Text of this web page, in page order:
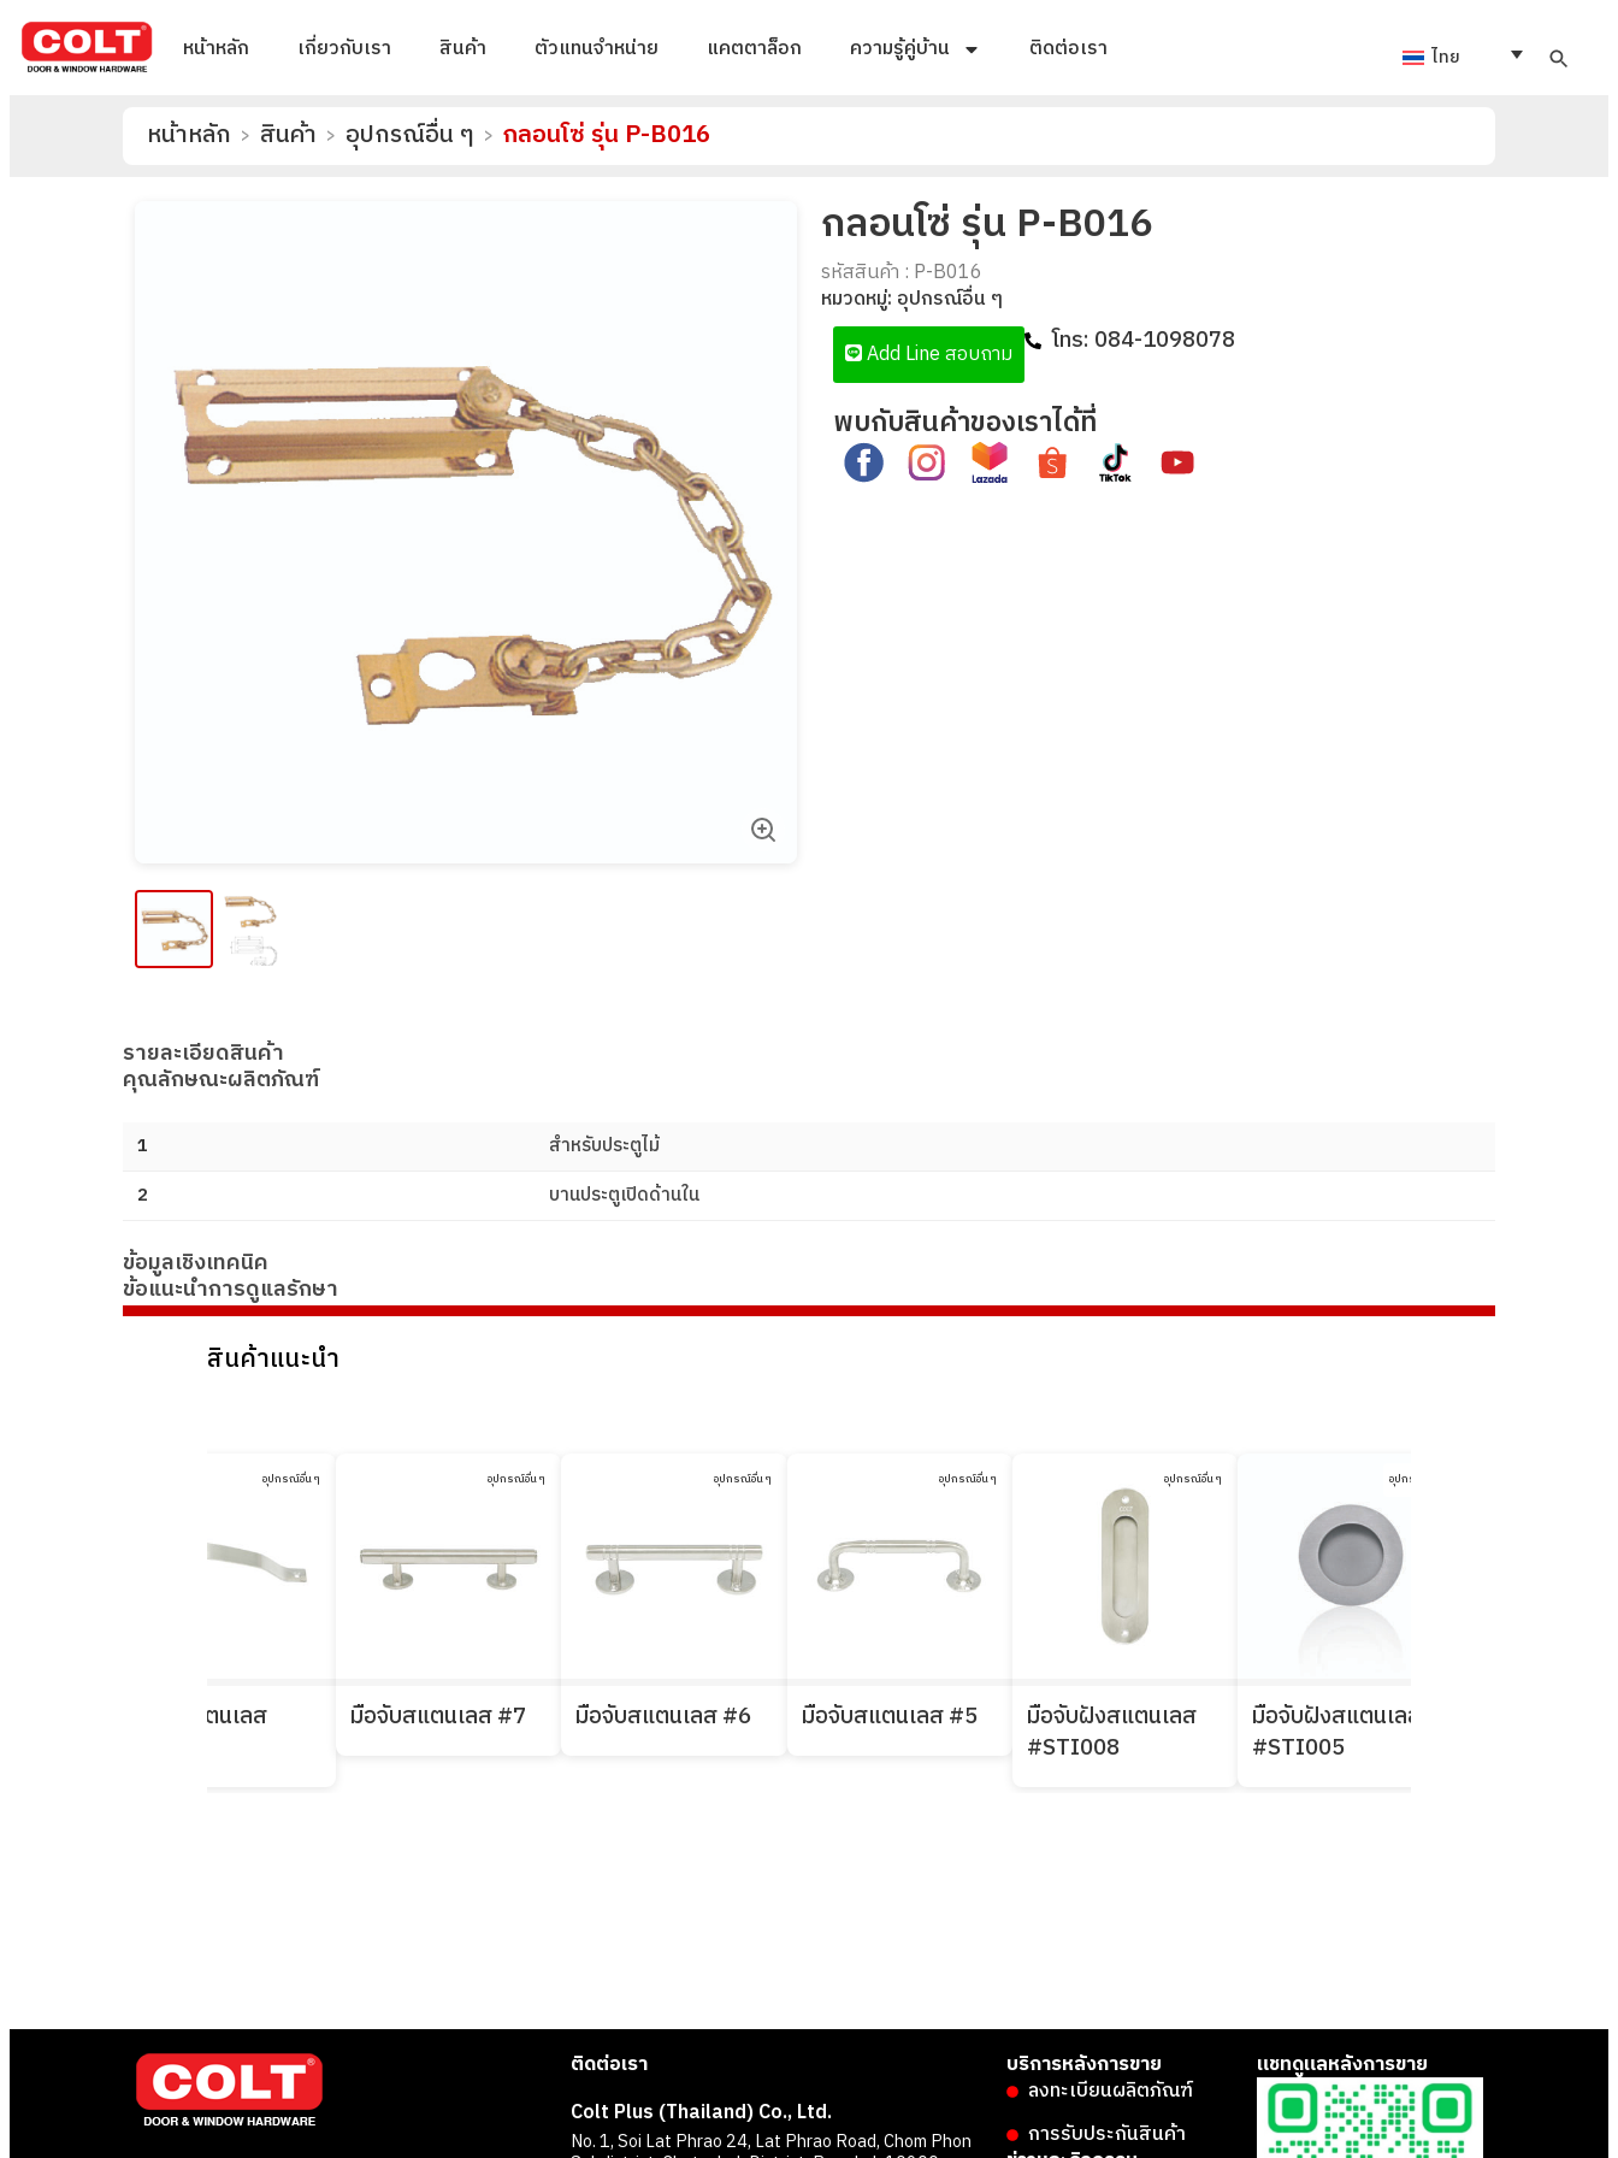
หน้าหลัก เกี่ยวกับเรา สินค้า ตัวแทนจำหน่าย แคตตาล็อก ความรู้คู่บ้าน ติดต่อเรา ไทย
หน้าหลัก > สินค้า > อุปกรณ์อื่น ๆ > กลอนโซ่ รุ่น P-B016
กลอนโซ่ รุ่น P-B016
รหัสสินค้า : P-B016
หมวดหมู่: อุปกรณ์อื่น ๆ
Add Line สอบถาม
โทร: 084-1098078
พบกับสินค้าของเราได้ที่
รายละเอียดสินค้า
คุณลักษณะผลิตภัณฑ์
1
สําหรับประตูไม้
2
บานประตูเปิดด้านใน
ข้อมูลเชิงเทคนิค
ข้อแนะนำการดูแลรักษา
สินค้าแนะนำ
อุปกรณ์อื่น ๆ
มือจับสแตนเลส
อุปกรณ์อื่น ๆ
มือจับสแตนเลส #7
อุปกรณ์อื่น ๆ
มือจับสแตนเลส #6
อุปกรณ์อื่น ๆ
มือจับสแตนเลส #5
อุปกรณ์อื่น ๆ
มือจับฝังสแตนเลส
#STI008
อุปกรณ์อื่น ๆ
มือจับฝังสแตนเลส
#STI005
ติดต่อเรา
Colt Plus (Thailand) Co., Ltd.
No. 1, Soi Lat Phrao 24, Lat Phrao Road, Chom Phon
บริการหลังการขาย
ลงทะเบียนผลิตภัณฑ์
การรับประกันสินค้า
แชทดูแลหลังการขาย